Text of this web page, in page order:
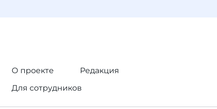
О проекте
Редакция
Для сотрудников